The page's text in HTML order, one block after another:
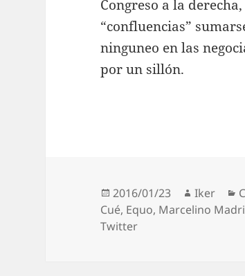
Congreso a la
“confluencias”
ninguneo en las
por un sillón.
Publicado
el
2016/01/23 Autor
Iker
Cué, Equo, Marcelino
Twitter